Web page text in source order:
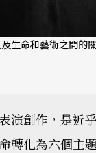
生命和藝術之間的
演創作，是近
轉化為六個主